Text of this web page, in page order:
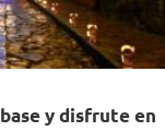
y disfrute en